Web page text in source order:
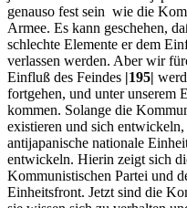
genauso fest sein wie die
Armee. Es kann geschehen,
schlechte Elemente er dem
verlassen werden. Aber wir
Einfluß des Feindes |195|
fortgehen, und unter unserem
kommen. Solange die
existieren und sich
antijapanische nationale
entwickeln. Hierin zeigt sich
Kommunistischen Partei und
Einheitsfront. Jetzt sind die